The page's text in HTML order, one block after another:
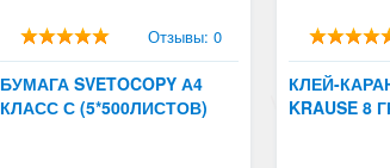
Отзывы: 0
БУМАГА SVETOCOPY А4
КЛАСС С (5*500ЛИСТОВ)
КЛЕЙ-
KRAUSE 8